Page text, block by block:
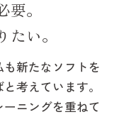
。
い。
新たなソフトを
考えています。
ニングを重ねて